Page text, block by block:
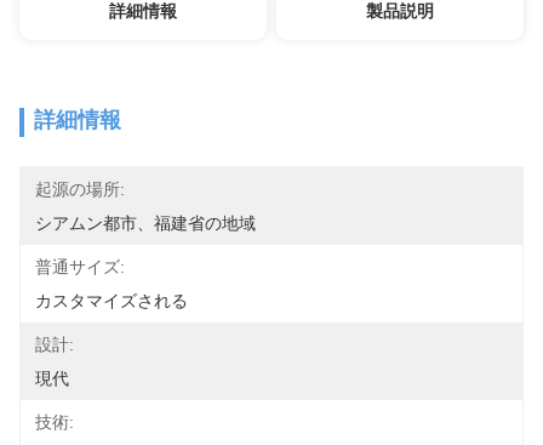
詳細情報 製品説明
詳細情報
起源の場所:
シアムン都市、福建省の地域
普通サイズ:
カスタマイズされる
設計:
現代
技術: